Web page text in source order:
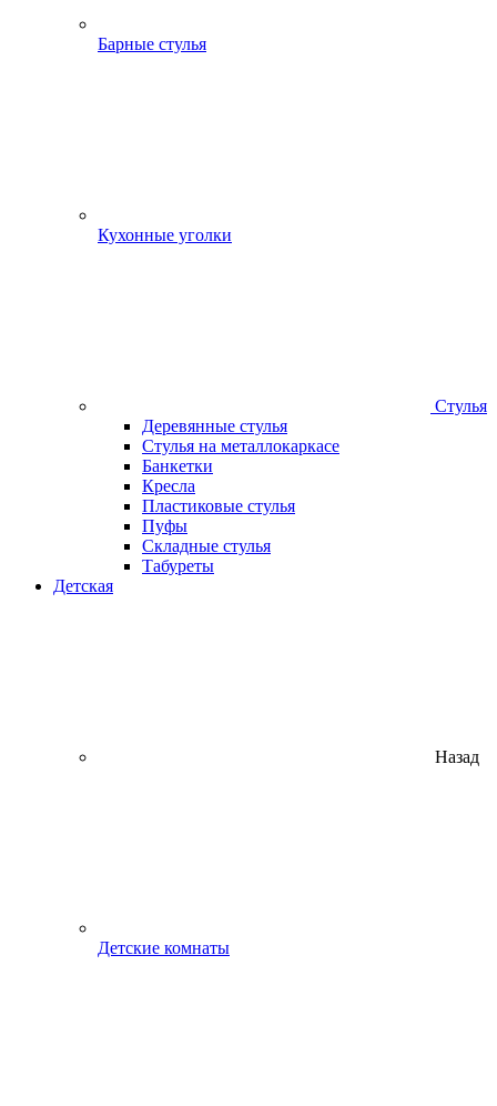
Барные стулья
Кухонные уголки
Стулья
Деревянные стулья
Стулья на металлокаркасе
Банкетки
Кресла
Пластиковые стулья
Пуфы
Складные стулья
Табуреты
Детская
Назад
Детские комнаты